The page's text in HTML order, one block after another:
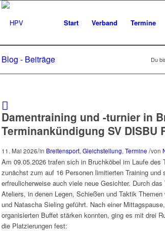
Start Verband Termine
Blog - Beiträge Du
Damentraining und -turnier in
Terminankündigung SV DISBU
11. Mai 2026/in Breitensport, Gleichstellung, Termine /von
Am 09.05.2026 trafen sich in Bruchköbel im Laufe
zunächst zum auf 16 Personen limitierten Training und
erfreulicherweise auch viele neue Gesichter. Durch
Ateliers, in denen Legen, Schießen und Taktik
und Natascha Sieling geführt. Nach einer
organisierten Buffet stärken konnten, ging es mit drei
die Platzierungen fest: